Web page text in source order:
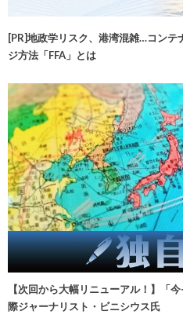
[PR]地政学リスク、港湾混雑…コンテ
ジ方法「FFA」とは
【次回から大幅リニューアル！】「
際ジャーナリスト・ビニシウス氏